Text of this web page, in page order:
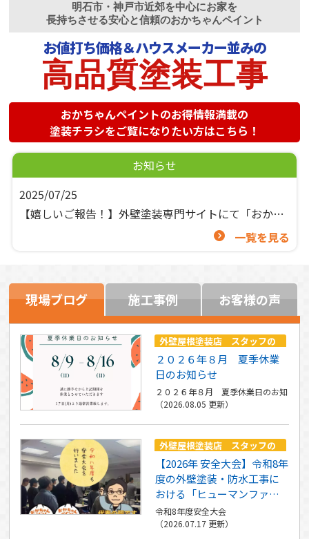
明石市・神戸市近郊を中心にお家を
長持ちさせる安心と信頼のおかちゃんペイント
お値打ち価格＆ハウスメーカー並みの
高品質塗装工事
おかちゃんペイントのお得情報満載の
塗装チラシをご覧になりたい方はこちら！
お知らせ
2025/07/25
【嬉しいご報告！】外壁塗装専門サイトにて「おかち
一覧を見る
現場ブログ 施工事例 お客様の声
２０２６年８月 夏季休業
日のお知らせ
２０２６年８月 夏季休業日のお知ら
（2026.08.05 更新）
外壁屋根塗装店 スタッフの
つぶやき
【2026年 安全大会】令和8年
度の外壁塗装・防水工事に
おける「ヒューマンファク
ター」と安全意識の重要性
令和8年度安全大会
（2026.07.17 更新）
外壁屋根塗装店 スタッフの
つぶやき